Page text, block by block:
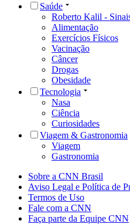
Saúde
Roberto Kalil -
Alimentação
Exercícios Físicos
Vacinação
Câncer
Drogas
Obesidade
Tecnologia
Nasa
Ciência
Curiosidades
Viagem & Gastronomia
Viagem
Gastronomia
Sobre a CNN Brasil
Aviso Legal e Política de
Termos de Uso
Fale com a CNN
Faça parte da Equipe CNN